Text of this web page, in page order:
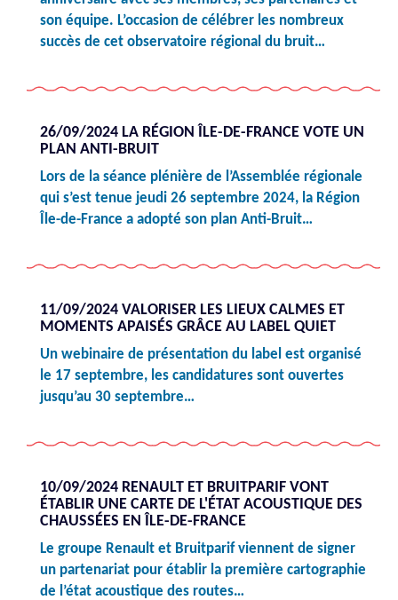
son équipe. L’occasion de célébrer les nombreux
succès de cet observatoire régional du bruit…
26/09/2024 LA RÉGION ÎLE-DE-FRANCE VOTE UN
PLAN ANTI-BRUIT
Lors de la séance plénière de l’Assemblée régionale
qui s’est tenue jeudi 26 septembre 2024, la Région
Île-de-France a adopté son plan Anti-Bruit…
11/09/2024 VALORISER LES LIEUX CALMES ET
MOMENTS APAISÉS GRÂCE AU LABEL QUIET
Un webinaire de présentation du label est organisé
le 17 septembre, les candidatures sont ouvertes
jusqu’au 30 septembre…
10/09/2024 RENAULT ET BRUITPARIF VONT
ÉTABLIR UNE CARTE DE L'ÉTAT ACOUSTIQUE DES
CHAUSSÉES EN ÎLE-DE-FRANCE
Le groupe Renault et Bruitparif viennent de signer
un partenariat pour établir la première cartographie
de l’état acoustique des routes…